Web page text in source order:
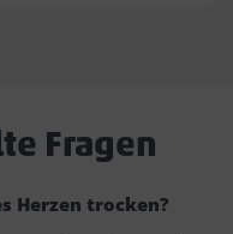
Fragen
Herzen trocken?